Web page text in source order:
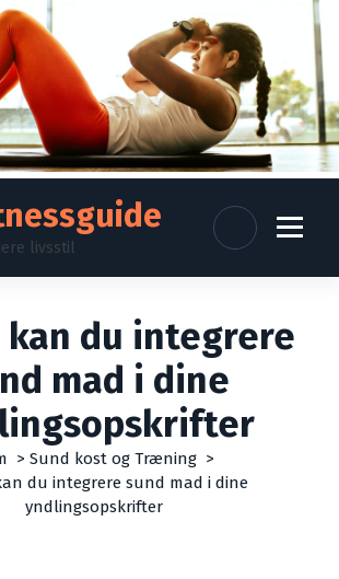
livsstil
kan du integrere
mad i dine
> Sund kost og Træning >
du integrere sund mad i dine
yndlingsopskrifter